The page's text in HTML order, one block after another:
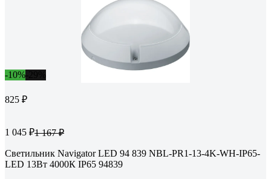
-10%
825 ₽
1 045 ₽1 167 ₽
Светильник Navigator LED 94 839 NBL-PR1-13-4K-WH-IP65-
LED 13Вт 4000К IP65 94839